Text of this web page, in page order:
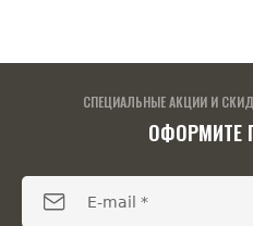
СПЕЦИАЛЬНЫЕ АКЦИИ И
ОФОРМИТЕ